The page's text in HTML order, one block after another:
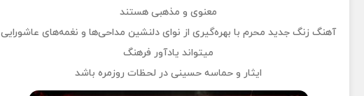
معنوی و مذهبی هستند
آهنگ زنگ جدید محرم با بهره‌گیری از نوای دلنشین مداحی‌ها و نغمه‌های عاشورایی
میتواند یادآور فرهنگ
ایثار و حماسه حسینی در لحظات روزمره باشد